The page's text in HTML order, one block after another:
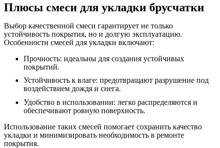
Плюсы смеси для укладки брусчатки
Выбор качественной смеси гарантирует не только
устойчивость покрытия, но и долгую эксплуатацию.
Особенности смесей для укладки включают:
Прочность: идеальны для создания устойчивых
покрытий.
Устойчивость к влаге: предотвращают разрушение под
воздействием дождя и снега.
Удобство в использовании: легко распределяются и
обеспечивают ровную поверхность.
Использование таких смесей помогает сохранить качество
укладки и минимизировать необходимость в ремонте
покрытия.